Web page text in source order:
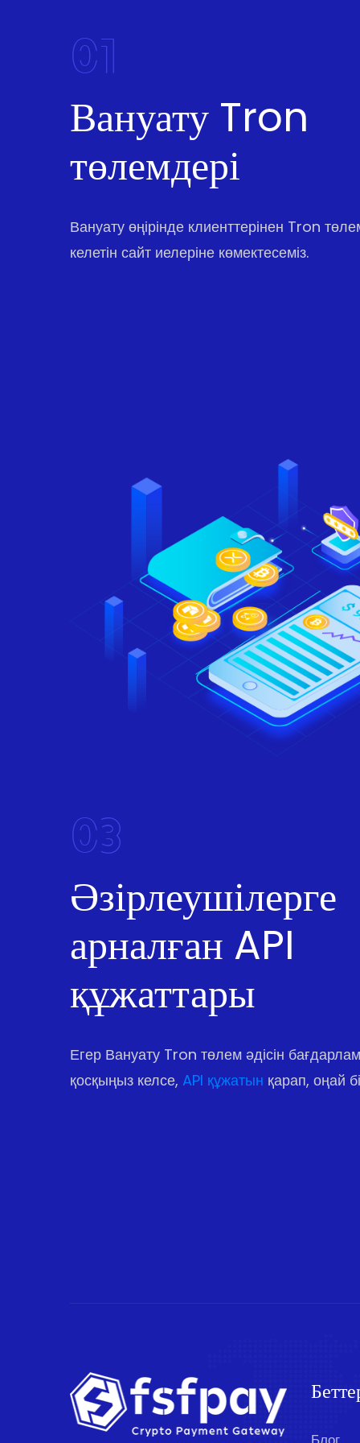
01
Вануату Tron
төлемдері
Вануату өңірінде клиенттерінен Tron
келетін сайт иелеріне көмектесеміз.
03
Әзірлеушілерге
арналған API
құжаттары
Егер Вануату Tron төлем әдісін
қосқыңыз келсе, API құжатын қарап, оңай